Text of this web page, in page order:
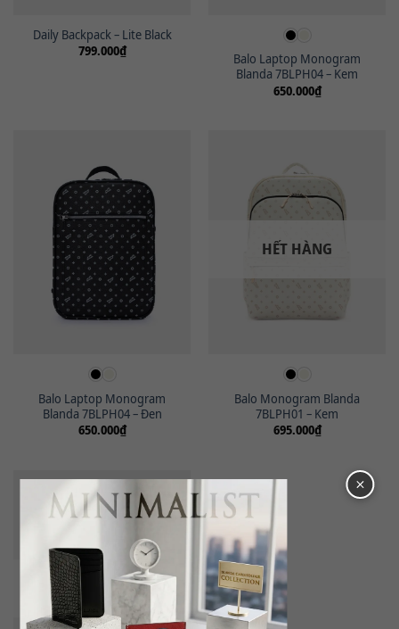
Daily Backpack – Lite Black
799.000₫
Balo Laptop Monogram
Blanda 7BLPH04 – Kem
650.000₫
Balo Laptop Monogram
Blanda 7BLPH04 – Đen
650.000₫
HẾT HÀNG
Balo Monogram Blanda
7BLPH01 – Kem
695.000₫
HẾT HÀNG